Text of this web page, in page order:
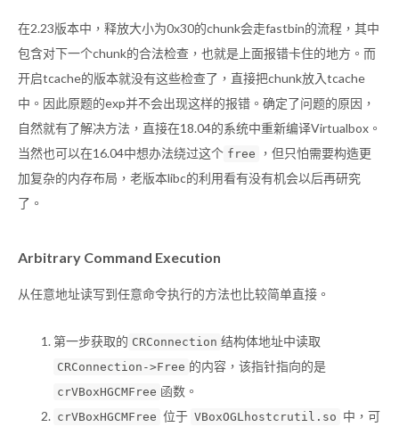
在2.23版本中，释放大小为0x30的chunk会走fastbin的流程，其中
包含对下一个chunk的合法检查，也就是上面报错卡住的地方。而
开启tcache的版本就没有这些检查了，直接把chunk放入tcache
中。因此原题的exp并不会出现这样的报错。确定了问题的原因，
自然就有了解决方法，直接在18.04的系统中重新编译Virtualbox。
当然也可以在16.04中想办法绕过这个 free
，但只怕需要构造更
加复杂的内存布局，老版本libc的利用看有没有机会以后再研究
了。
Arbitrary Command Execution
从任意地址读写到任意命令执行的方法也比较简单直接。
第一步获取的 CRConnection 结构体地址中读取
CRConnection->Free 的内容，该指针指向的是
crVBoxHGCMFree 函数。
crVBoxHGCMFree 位于 VBoxOGLhostcrutil.so 中，可